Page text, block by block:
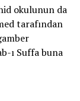
okulunun da
tarafından
ı Suffa buna